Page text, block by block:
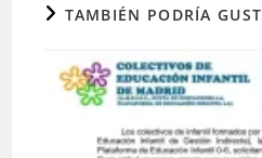
TAMBIÉN PODRÍA